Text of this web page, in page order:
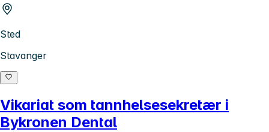
Sted
Stavanger
Vikariat som tannhelsesekretær i
Bykronen Dental